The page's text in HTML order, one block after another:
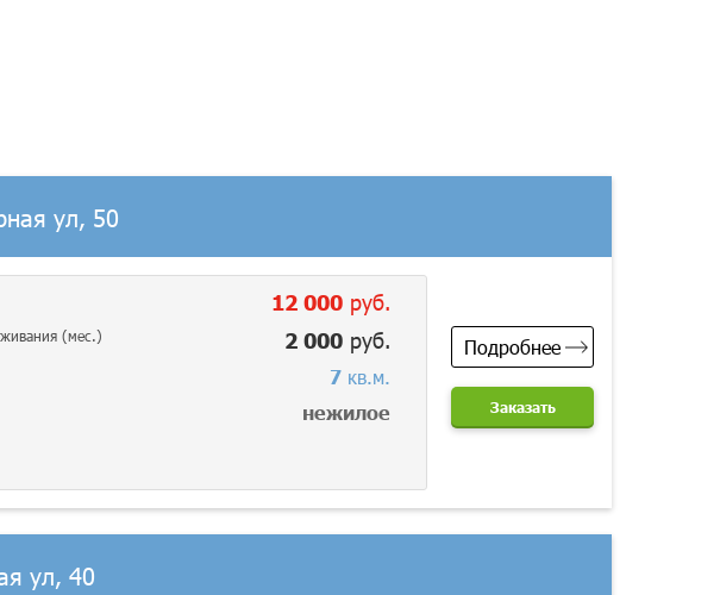
ул, 50
12 000 руб.
(мес.) 2 000 руб.
7 кв.м.
нежилое
Подробнее
Заказать
ул, 40